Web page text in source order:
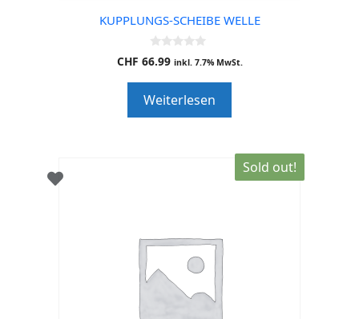
KUPPLUNGS-SCHEIBE WELLE
0
o
o
f
5
CHF 66.99 inkl. 7.7% MwSt.
Weiterlesen
Sold out!